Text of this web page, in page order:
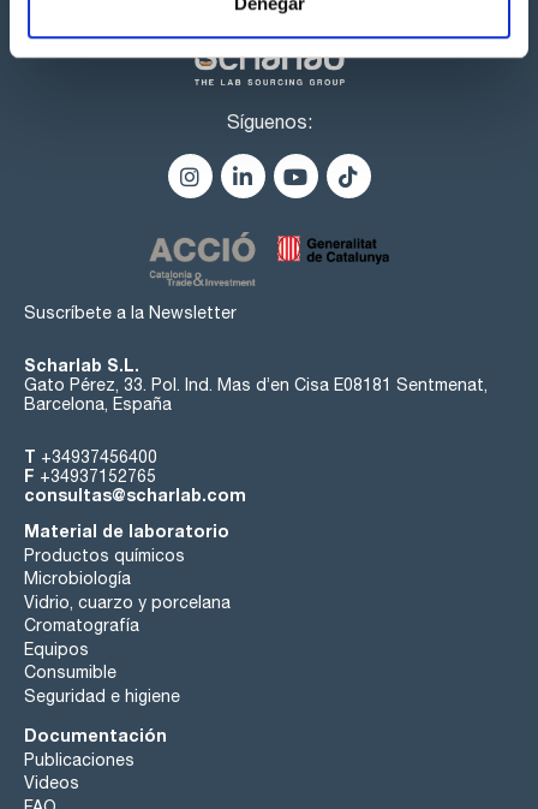
Síguenos:
Suscríbete a la Newsletter
Scharlab S.L.
Gato Pérez, 33. Pol. Ind. Mas d’en Cisa E08181 Sentmenat,
Barcelona, España
T +34937456400
F +34937152765
consultas@scharlab.com
Material de laboratorio
Productos químicos
Microbiología
Vidrio, cuarzo y porcelana
Cromatografía
Equipos
Consumible
Seguridad e higiene
Documentación
Publicaciones
Videos